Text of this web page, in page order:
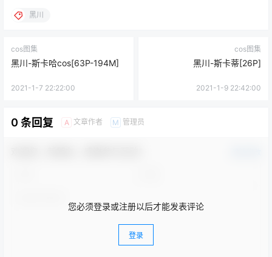
黑川
cos图集
黑川-斯卡哈cos[63P-194M]
2021-1-7 22:22:00
cos图集
黑川-斯卡蒂[26P]
2021-1-9 22:42:00
0 条回复 A 文章作者 M 管理员
您必须登录或注册以后才能发表评论
登录